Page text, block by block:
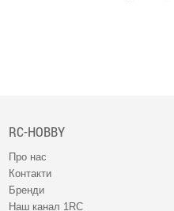
RC-HOBBY
Про нас
Контакти
Бренди
Наш канал 1RC